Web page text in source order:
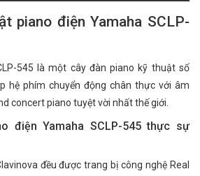
piano điện Yamaha SCLP-
545 là một cây đàn piano kỹ thuật số
hệ phím chuyển động chân thực với âm
concert piano tuyệt vời nhất thế giới.
điện Yamaha SCLP-545 thực sự
đều được trang bị công nghệ Real